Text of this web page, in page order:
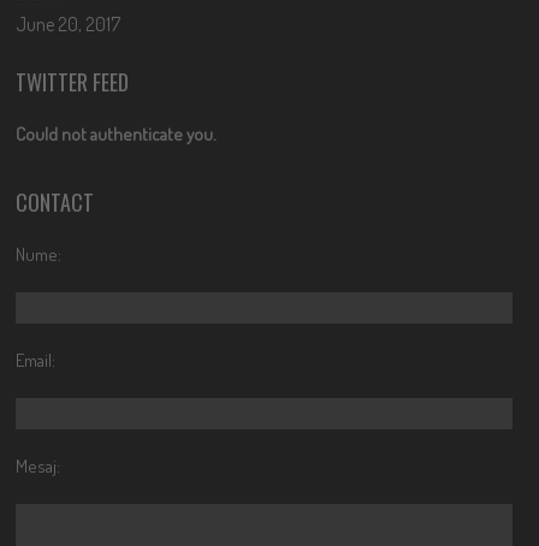
June 20, 2017
TWITTER FEED
Could not authenticate you.
CONTACT
Nume:
Email:
Mesaj: